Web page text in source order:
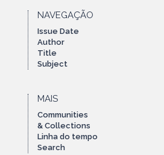
NAVEGAÇÃO
Issue Date
Author
Title
Subject
MAIS
Communities
& Collections
Linha do tempo
Search